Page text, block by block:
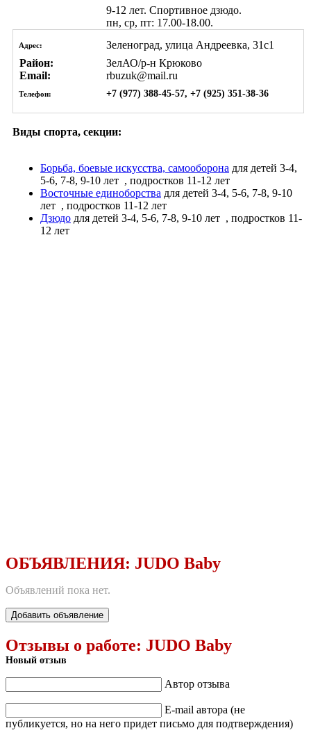
9-12 лет. Спортивное дзюдо.
пн, ср, пт: 17.00-18.00.
Адрес:
Зеленоград, улица Андреевка, 31с1
Район:
ЗелАО/р-н Крюково
Email:
rbuzuk@mail.ru
Телефон: +7 (977) 388-45-57, +7 (925) 351-38-36
Виды спорта, секции:
Борьба, боевые искусства, самооборона для детей 3-4,
5-6, 7-8, 9-10 лет , подростков 11-12 лет
Восточные единоборства для детей 3-4, 5-6, 7-8, 9-10
лет , подростков 11-12 лет
Дзюдо для детей 3-4, 5-6, 7-8, 9-10 лет , подростков 11-
12 лет
ОБЪЯВЛЕНИЯ: JUDO Baby
Объявлений пока нет.
Добавить объявление
Отзывы о работе: JUDO Baby
Новый отзыв
Автор отзыва
E-mail автора (не
публикуется, но на него придет письмо для подтверждения)